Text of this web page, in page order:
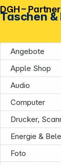
Taschen
Angebote
Apple Shop
Audio
Computer
Drucker,
Energie &
Foto
DGH –